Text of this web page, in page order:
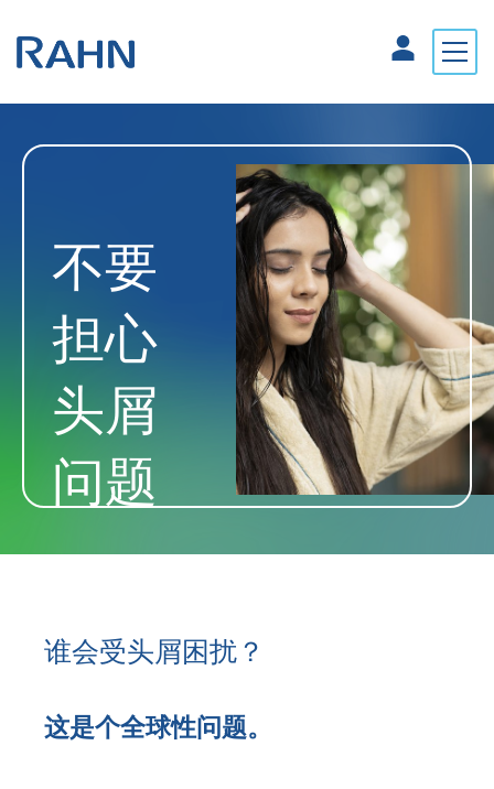
不要
担心
头屑
问题
谁会受头屑困扰？
这是个全球性问题。